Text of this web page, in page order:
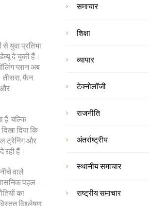
से युवा प्रतिभा
दे चुकी हैं।
प्लान अब
फैन
और
है, बल्कि
दिया कि
ट्रेनिंग और
रही हैं।
वाले
पहल—
का
विश्लेषण
समाचार
शिक्षा
व्यापार
टेक्नोलॉजी
राजनीति
अंतर्राष्ट्रीय
स्थानीय समाचार
राष्ट्रीय समाचार